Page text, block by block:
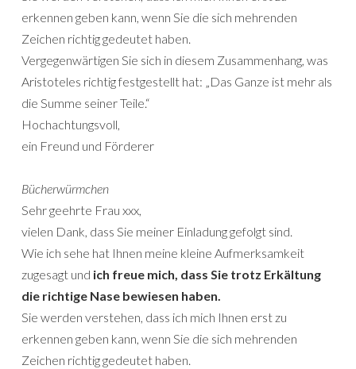
erkennen geben kann, wenn Sie die sich mehrenden
Zeichen richtig gedeutet haben.
Vergegenwärtigen Sie sich in diesem Zusammenhang, was
Aristoteles richtig festgestellt hat: „Das Ganze ist mehr als
die Summe seiner Teile.“
Hochachtungsvoll,
ein Freund und Förderer
Bücherwürmchen
Sehr geehrte Frau xxx,
vielen Dank, dass Sie meiner Einladung gefolgt sind.
Wie ich sehe hat Ihnen meine kleine Aufmerksamkeit
zugesagt und ich freue mich, dass Sie trotz Erkältung
die richtige Nase bewiesen haben.
Sie werden verstehen, dass ich mich Ihnen erst zu
erkennen geben kann, wenn Sie die sich mehrenden
Zeichen richtig gedeutet haben.